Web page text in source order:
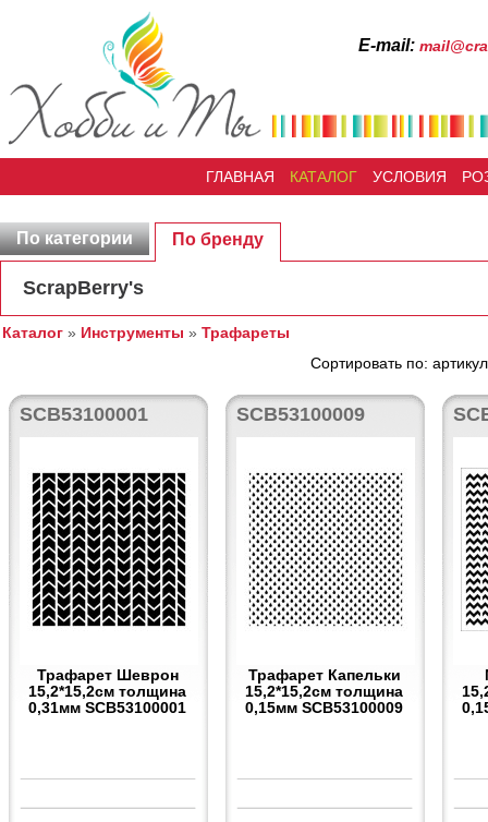
Е-mail:
ГЛАВНАЯ КАТАЛОГ УСЛОВИЯ
По категории По бренду
ScrapBerry's
Каталог » Инструменты » Трафареты
Сортировать по:
SCB53100001
Трафарет Шеврон
15,2*15,2см толщина
0,31мм SCB53100001
SCB53100009
Трафарет Капельки
15,2*15,2см толщина
0,15мм SCB53100009